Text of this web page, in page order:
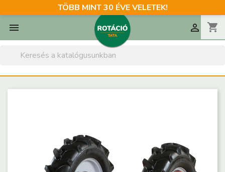
TÖBB MINT 30 ÉVE VELETEK!
 shopping_cart
